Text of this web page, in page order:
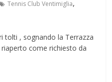
Tennis Club Ventimiglia,
tolti , sognando la Terrazza
come richiesto da